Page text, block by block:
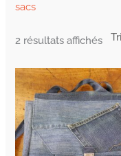
sacs
2 résultats affichés